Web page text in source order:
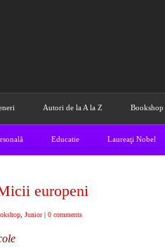
Autori de la A la Z Bookshop
Educatie Laureaţi Nobel
europeni
Junior| 0 comments